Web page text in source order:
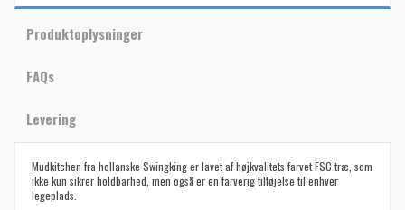
Produktoplysninger
FAQs
Levering
Mudkitchen fra hollanske Swingking er lavet af højkvalitets farvet FSC træ, som
ikke kun sikrer holdbarhed, men også er en farverig tilføjelse til enhver
legeplads.